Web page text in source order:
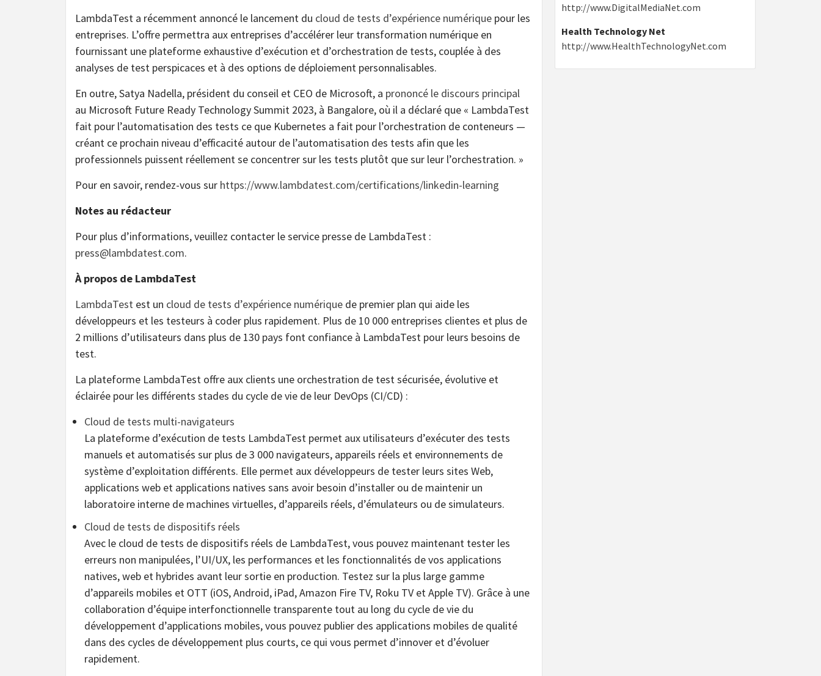
LambdaTest a récemment annoncé le lancement du cloud de tests d’expérience numérique pour les
entreprises. L’offre permettra aux entreprises d’accélérer leur transformation numérique en
fournissant une plateforme exhaustive d’exécution et d’orchestration de tests, couplée à des
analyses de test perspicaces et à des options de déploiement personnalisables.
En outre, Satya Nadella, président du conseil et CEO de Microsoft, a prononcé le discours principal
au Microsoft Future Ready Technology Summit 2023, à Bangalore, où il a déclaré que « LambdaTest
fait pour l’automatisation des tests ce que Kubernetes a fait pour l’orchestration de conteneurs —
créant ce prochain niveau d’efficacité autour de l’automatisation des tests afin que les
professionnels puissent réellement se concentrer sur les tests plutôt que sur leur l’orchestration. »
Pour en savoir, rendez-vous sur https://www.lambdatest.com/certifications/linkedin-learning
Notes au rédacteur
Pour plus d’informations, veuillez contacter le service presse de LambdaTest :
press@lambdatest.com.
À propos de LambdaTest
LambdaTest est un cloud de tests d’expérience numérique de premier plan qui aide les
développeurs et les testeurs à coder plus rapidement. Plus de 10 000 entreprises clientes et plus de
2 millions d’utilisateurs dans plus de 130 pays font confiance à LambdaTest pour leurs besoins de
test.
La plateforme LambdaTest offre aux clients une orchestration de test sécurisée, évolutive et
éclairée pour les différents stades du cycle de vie de leur DevOps (CI/CD) :
Cloud de tests multi-navigateurs
La plateforme d’exécution de tests LambdaTest permet aux utilisateurs d’exécuter des tests
manuels et automatisés sur plus de 3 000 navigateurs, appareils réels et environnements de
système d’exploitation différents. Elle permet aux développeurs de tester leurs sites Web,
applications web et applications natives sans avoir besoin d’installer ou de maintenir un
laboratoire interne de machines virtuelles, d’appareils réels, d’émulateurs ou de simulateurs.
Cloud de tests de dispositifs réels
Avec le cloud de tests de dispositifs réels de LambdaTest, vous pouvez maintenant tester les
erreurs non manipulées, l’UI/UX, les performances et les fonctionnalités de vos applications
natives, web et hybrides avant leur sortie en production. Testez sur la plus large gamme
d’appareils mobiles et OTT (iOS, Android, iPad, Amazon Fire TV, Roku TV et Apple TV). Grâce à une
collaboration d’équipe interfonctionnelle transparente tout au long du cycle de vie du
développement d’applications mobiles, vous pouvez publier des applications mobiles de qualité
dans des cycles de développement plus courts, ce qui vous permet d’innover et d’évoluer
rapidement.
http://www.DigitalMediaNet.com
Health Technology Net
http://www.HealthTechnologyNet.com